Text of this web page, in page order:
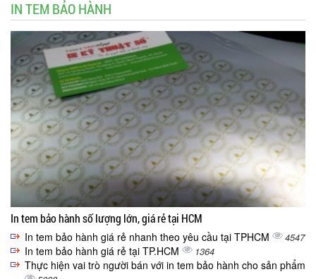
IN TEM BẢO HÀNH
In tem bảo hành số lượng lớn, giá rẻ tại HCM
In tem bảo hành giá rẻ nhanh theo yêu cầu tại TPHCM 4547
In tem bảo hành giá rẻ tại TP.HCM 1364
Thực hiện vai trò người bán với in tem bảo hành cho sản phẩm